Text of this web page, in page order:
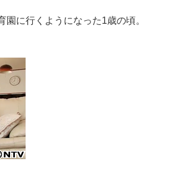
に行くようになった1歳の頃。